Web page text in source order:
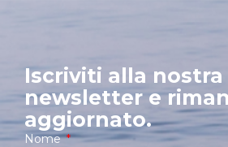
Iscriviti alla nostra
newsletter e
aggiornato.
Nome